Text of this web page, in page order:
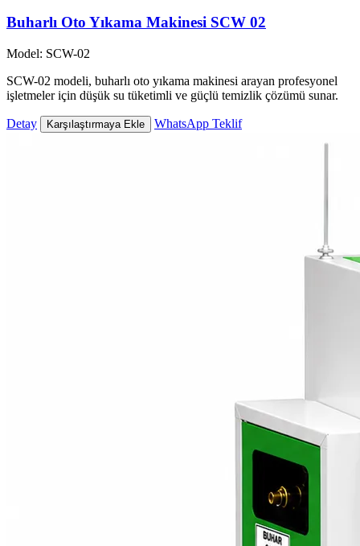
Buharlı Oto Yıkama Makinesi SCW 02
Model: SCW-02
SCW-02 modeli, buharlı oto yıkama makinesi arayan profesyonel
işletmeler için düşük su tüketimli ve güçlü temizlik çözümü sunar.
Detay Karşılaştırmaya Ekle WhatsApp Teklif